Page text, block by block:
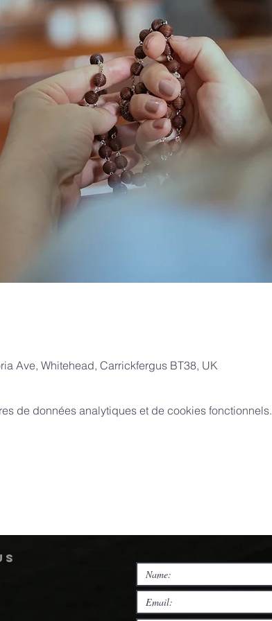
Ave, Whitehead, Carrickfergus BT38, UK
de données analytiques et de cookies fonctionnels.